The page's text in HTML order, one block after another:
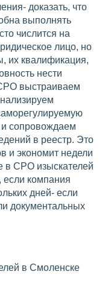
доказать, что
выполнять
числится на
лицо, но
их квалификация,
нести
выстраиваем
и сопровождаем
в реестр. Это
и экономит недели
в СРО изыскателей
если компания
дней- если
документальных